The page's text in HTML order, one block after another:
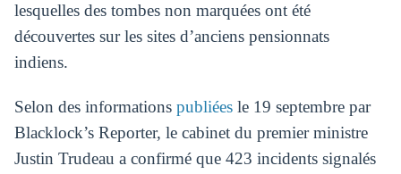
lesquelles des tombes non marquées ont été
découvertes sur les sites d’anciens pensionnats
indiens.
Selon des informations publiéesle 19 septembre par
Blacklock’s Reporter, le cabinet du premier ministre
Justin Trudeau a confirmé que 423 incidents signalés